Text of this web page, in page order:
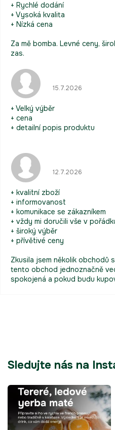
+ Rychlé dodání
+ Vysoká kvalita
+ Nízká cena
Za mě bomba. Levné ceny,
zas.
15.7.2026
+ Velký výběr
+ cena
+ detailní popis produktu
12.7.2026
+ kvalitní zboží
+ informovanost
+ komunikace se zákazníkem
+ vždy mi doručili vše v
+ široký výběr
+ přívětivé ceny
Zkusila jsem několik obchodů
tento obchod jednoznačně
spokojená a pokud budu
Sledujte nás na